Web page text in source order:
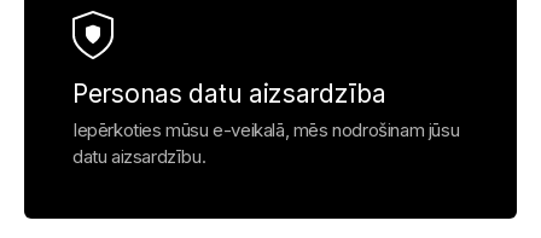
Personas datu aizsardzība
Iepērkoties mūsu e-veikalā, mēs nodrošinam jūsu
datu aizsardzību.